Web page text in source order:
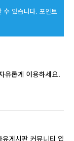
수 있습니다. 포인트
유롭게 이용하세요.
게시판 커뮤니티 입